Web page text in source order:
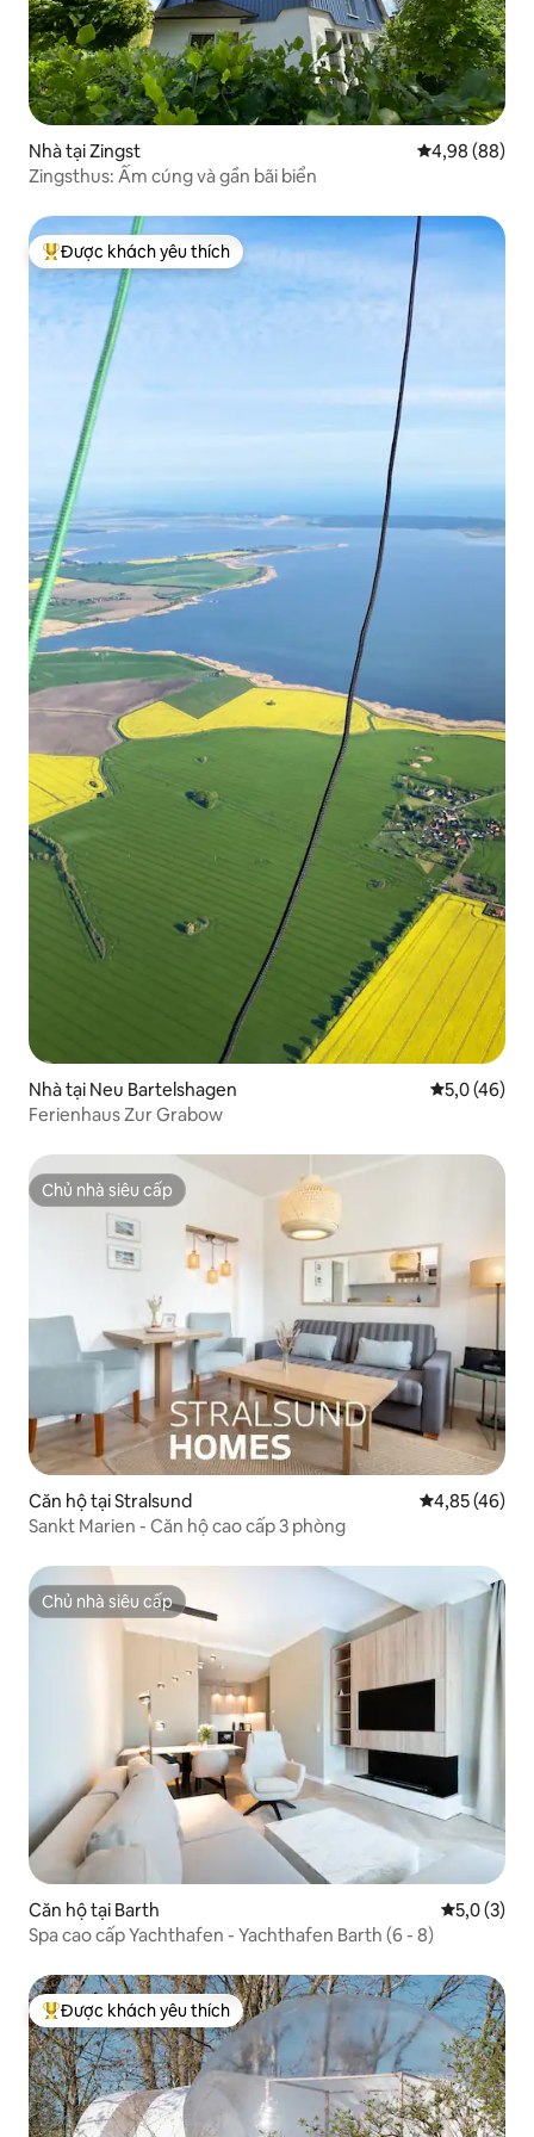
Nhà tại Zingst Xếp hạng
4,98 (88)
Zingsthus: Ấm cúng và gần bãi biển
Được khách yêu thích nhất
Được khách yêu thích
Nhà tại Neu Bartelshagen Xếp hạng
5,0 (46)
Ferienhaus Zur Grabow
Chủ nhà siêu cấp
Chủ nhà siêu cấp
Căn hộ tại Stralsund Xếp hạng
4,85 (46)
Sankt Marien - Căn hộ cao cấp 3 phòng
Chủ nhà siêu cấp
Chủ nhà siêu cấp
Căn hộ tại Barth Xếp hạng
5,0 (3)
Spa cao cấp Yachthafen - Yachthafen Barth (6 - 8)
Được khách yêu thích nhất
Được khách yêu thích